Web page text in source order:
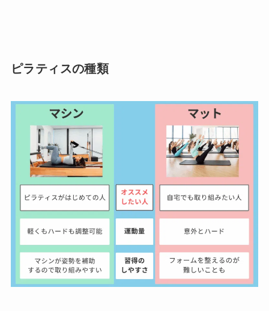
ピラティスの種類